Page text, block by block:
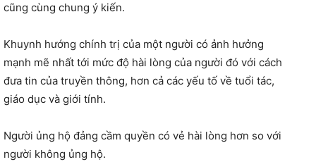
cũng cùng chung ‎ý kiến.
Khuynh hướng chính trị của một người có ảnh hưởng
mạnh mẽ nhất tới mức độ hài lòng của người đó với cách
đưa tin của truyền thông, hơn cả các yếu tố về tuổi tác,
giáo dục và giới tính.
Người ủng hộ đảng cầm quyền có vẻ hài lòng hơn so với
người không ủng hộ.